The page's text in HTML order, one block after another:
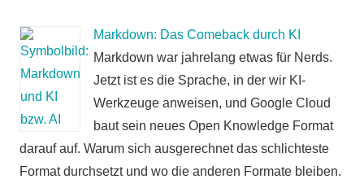
Markdown: Das Comeback durch KI
Markdown war jahrelang etwas für Nerds.
Jetzt ist es die Sprache, in der wir KI-
Werkzeuge anweisen, und Google Cloud
baut sein neues Open Knowledge Format
darauf auf. Warum sich ausgerechnet das schlichteste
Format durchsetzt und wo die anderen Formate bleiben.